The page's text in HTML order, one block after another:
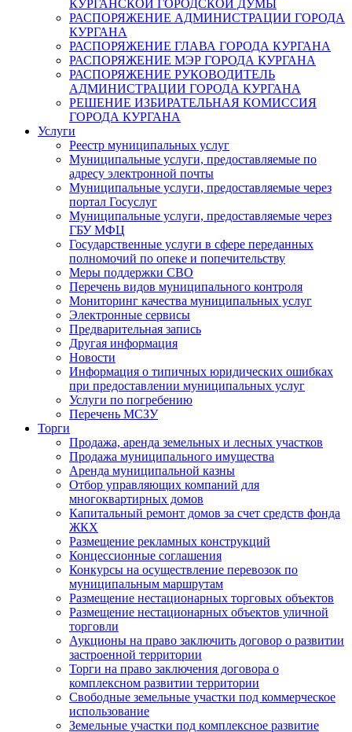
КУРГАНСКОЙ ГОРОДСКОЙ ДУМЫ
РАСПОРЯЖЕНИЕ АДМИНИСТРАЦИИ ГОРОДА
КУРГАНА
РАСПОРЯЖЕНИЕ ГЛАВА ГОРОДА КУРГАНА
РАСПОРЯЖЕНИЕ МЭР ГОРОДА КУРГАНА
РАСПОРЯЖЕНИЕ РУКОВОДИТЕЛЬ
АДМИНИСТРАЦИИ ГОРОДА КУРГАНА
РЕШЕНИЕ ИЗБИРАТЕЛЬНАЯ КОМИССИЯ
ГОРОДА КУРГАНА
Услуги
Реестр муниципальных услуг
Муниципальные услуги, предоставляемые по
адресу электронной почты
Муниципальные услуги, предоставляемые через
портал Госуслуг
Муниципальные услуги, предоставляемые через
ГБУ МФЦ
Государственные услуги в сфере переданных
полномочий по опеке и попечительству
Меры поддержки СВО
Перечень видов муниципального контроля
Мониторинг качества муниципальных услуг
Электронные сервисы
Предварительная запись
Другая информация
Новости
Информация о типичных юридических ошибках
при предоставлении муниципальных услуг
Услуги по погребению
Перечень МСЗУ
Торги
Продажа, аренда земельных и лесных участков
Продажа муниципального имущества
Аренда муниципальной казны
Отбор управляющих компаний для
многоквартирных домов
Капитальный ремонт домов за счет средств фонда
ЖКХ
Размещение рекламных конструкций
Концессионные соглашения
Конкурсы на осуществление перевозок по
муниципальным маршрутам
Размещение нестационарных торговых объектов
Размещение нестационарных объектов уличной
торговли
Аукционы на право заключить договор о развитии
застроенной территории
Торги на право заключения договора о
комплексном развитии территории
Свободные земельные участки под коммерческое
использование
Земельные участки под комплексное развитие